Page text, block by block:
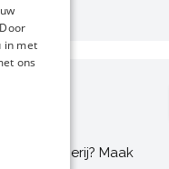
Bezorgen
op de zagerij? Maak
in met
ons